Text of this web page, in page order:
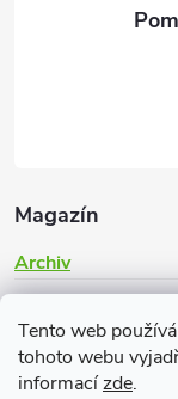
Tento web
tohoto webu
informacízde.
Magazín
Archiv